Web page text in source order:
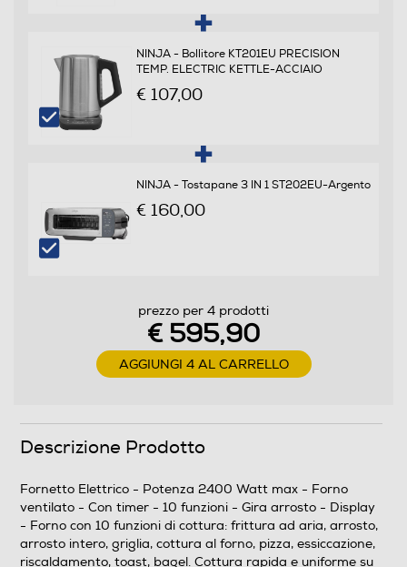
Termostato regolabile
Ventilato
Numero di funzioni cottura
Funzione barbecue
Gira arrosto
NINJA - Bollitore KT201EU PRECISION
TEMP. ELECTRIC KETTLE-ACCIAIO
€ 107,00
NINJA - Tostapane 3 IN 1 ST202EU-Argento
€ 160,00
prezzo per 4 prodotti
€ 595,90
AGGIUNGI 4 AL CARRELLO
Descrizione Prodotto
Fornetto Elettrico - Potenza 2400 Watt max - Forno
ventilato - Con timer - 10 funzioni - Gira arrosto - Display
- Forno con 10 funzioni di cottura: frittura ad aria, arrosto,
arrosto intero, griglia, cottura al forno, pizza, essiccazione,
riscaldamento, toast, bagel. Cottura rapida e uniforme su